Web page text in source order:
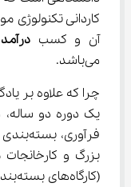
کاردانی تکنولوژی
آن و کسب
می‌باشد.
یک دوره دو ساله،
بزرگ و